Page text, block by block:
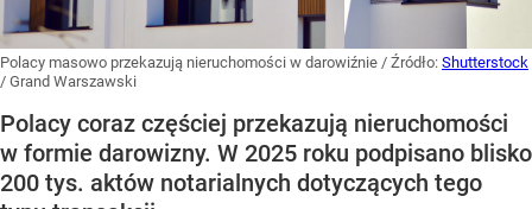
Polacy masowo przekazują nieruchomości w darowiźnie / Źródło: Shutterstock
/ Grand Warszawski
Polacy coraz częściej przekazują nieruchomości
w formie darowizny. W 2025 roku podpisano blisko
200 tys. aktów notarialnych dotyczących tego